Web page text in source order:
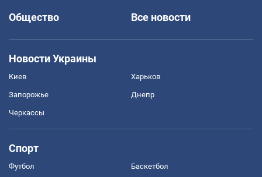
Общество
Все новости
Новости Украины
Киев Харьков
Запорожье Днепр
Черкассы
Спорт
Футбол Баскетбол